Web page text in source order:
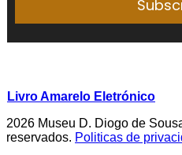
Livro Amarelo Eletrónico
2026 Museu D. Diogo de
reservados. Politicas de